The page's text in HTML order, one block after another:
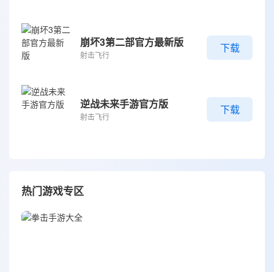
崩坏3第二部官方最新版
射击飞行
下载
逆战未来手游官方版
射击飞行
下载
热门游戏专区